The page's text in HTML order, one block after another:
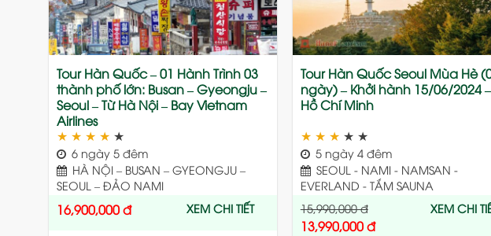
Tour Hàn Quốc – 01 Hành Trình 03
thành phố lớn: Busan – Gyeongju –
Seoul – Từ Hà Nội – Bay Vietnam
Airlines
★ ★ ★ ★ ★
6 ngày 5 đêm
HÀ NỘI – BUSAN – GYEONGJU –
SEOUL – ĐẢO NAMI
16,900,000đ XEM CHI TIẾT
Tour Hàn Quốc Seoul Mùa Hè
ngày) – Khởi hành 15/06/2024
Hồ Chí Minh
★ ★ ★ ★ ★
5 ngày 4 đêm
SEOUL - NAMI - NAMSAN -
EVERLAND - TẮM SAUNA
15,990,000đ
13,990,000đ
XEM CHI